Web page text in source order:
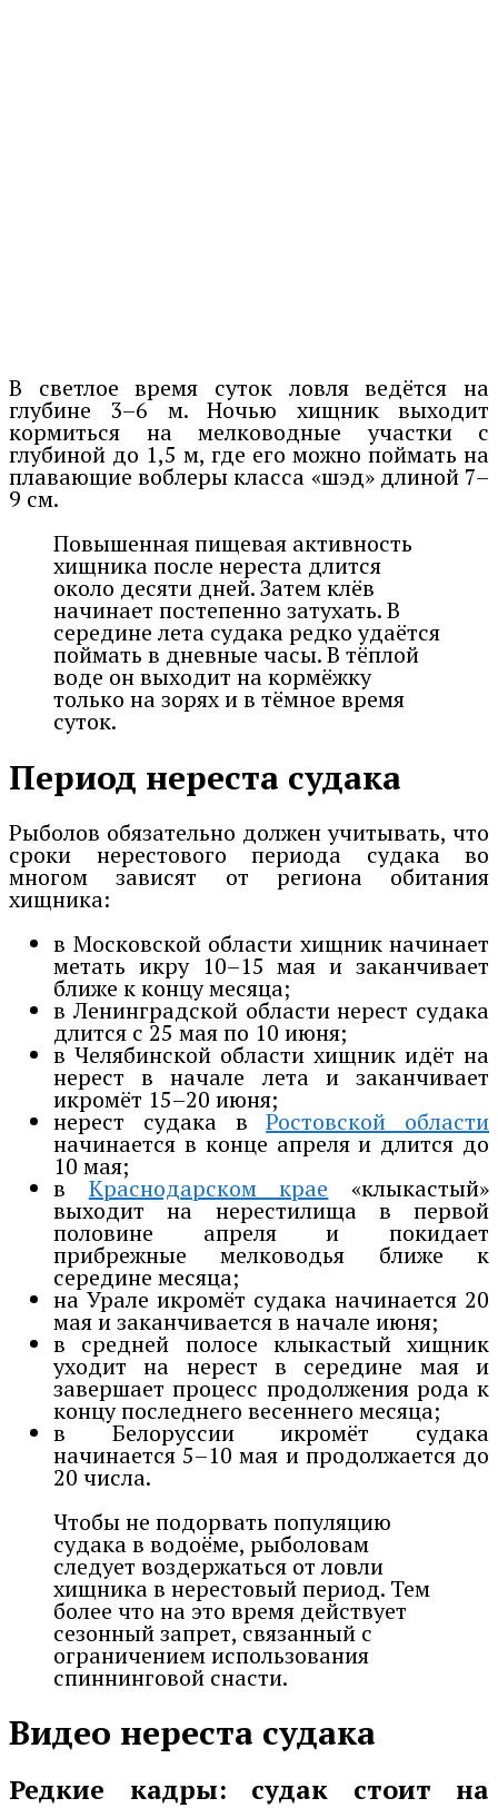
В светлое время суток ловля ведётся на
глубине 3–6 м. Ночью хищник выходит
кормиться на мелководные участки с
глубиной до 1,5 м, где его можно поймать на
плавающие воблеры класса «шэд» длиной 7–
9 см.
Повышенная пищевая активность
хищника после нереста длится
около десяти дней. Затем клёв
начинает постепенно затухать. В
середине лета судака редко удаётся
поймать в дневные часы. В тёплой
воде он выходит на кормёжку
только на зорях и в тёмное время
суток.
Период нереста судака
Рыболов обязательно должен учитывать, что
сроки нерестового периода судака во
многом зависят от региона обитания
хищника:
в Московской области хищник начинает
метать икру 10–15 мая и заканчивает
ближе к концу месяца;
в Ленинградской области нерест судака
длится с 25 мая по 10 июня;
в Челябинской области хищник идёт на
нерест в начале лета и заканчивает
икромёт 15–20 июня;
нерест судака вРостовской области
начинается в конце апреля и длится до
10 мая;
в Краснодарском крае «клыкастый»
выходит на нерестилища в первой
половине апреля и покидает
прибрежные мелководья ближе к
середине месяца;
на Урале икромёт судака начинается 20
мая и заканчивается в начале июня;
в средней полосе клыкастый хищник
уходит на нерест в середине мая и
завершает процесс продолжения рода к
концу последнего весеннего месяца;
в Белоруссии икромёт судака
начинается 5–10 мая и продолжается до
20 числа.
Чтобы не подорвать популяцию
судака в водоёме, рыболовам
следует воздержаться от ловли
хищника в нерестовый период. Тем
более что на это время действует
сезонный запрет, связанный с
ограничением использования
спиннинговой снасти.
Видео нереста судака
Редкие кадры: судак стоит на